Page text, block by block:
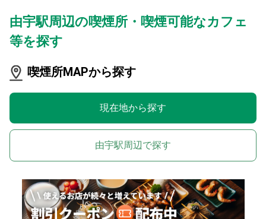
由宇駅周辺の喫煙所・喫煙可能なカフェ
等を探す
喫煙所MAPから探す
現在地から探す
由宇駅周辺で探す